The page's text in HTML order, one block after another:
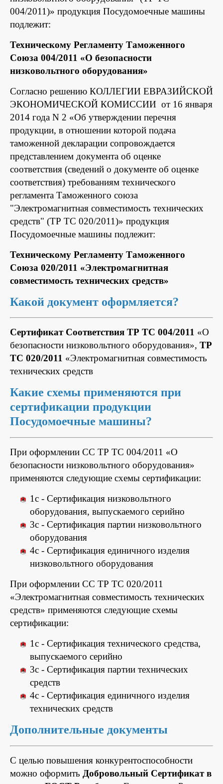
004/2011)» продукция Посудомоечные машины
подлежит:
Техническому Регламенту Таможенного
Союза 004/2011 «О безопасности
низковольтного оборудования»
Согласно решению КОЛЛЕГИИ ЕВРАЗИЙСКОЙ
ЭКОНОМИЧЕСКОЙ КОМИССИИ от 16 января
2014 года N 2 «Об утверждении перечня
продукции, в отношении которой подача
таможенной декларации сопровождается
представлением документа об оценке
соответствия (сведений о документе об оценке
соответствия) требованиям технического
регламента Таможенного союза
"Электромагнитная совместимость технических
средств" (ТР ТС 020/2011)» продукция
Посудомоечные машины подлежит:
Техническому Регламенту Таможенного
Союза 020/2011 «Электромагнитная
совместимость технических средств»
Какой документ оформляется?
Сертификат Соответствия ТР ТС 004/2011 «О
безопасности низковольтного оборудования», ТР
ТС 020/2011 «Электромагнитная совместимость
технических средств
Какие схемы применяются при
сертификации продукции
Посудомоечные машины?
При оформлении СС ТР ТС 004/2011 «О
безопасности низковольтного оборудования»
применяются следующие схемы сертификации:
1с - Сертификация низковольтного
оборудования, выпускаемого серийно
3с - Сертификация партии низковольтного
оборудования
4с - Сертификация единичного изделия
низковольтного оборудования
При оформлении СС ТР ТС 020/2011
«Электромагнитная совместимость технических
средств» применяются следующие схемы
сертификации:
1с - Сертификация технического средства,
выпускаемого серийно
3с - Сертификация партии технических
средств
4с - Сертификация единичного изделия
технических средств
Дополнительные документы
С целью повышения конкурентоспособности
можно оформить Добровольный Сертификат в